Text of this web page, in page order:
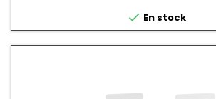
 En stock